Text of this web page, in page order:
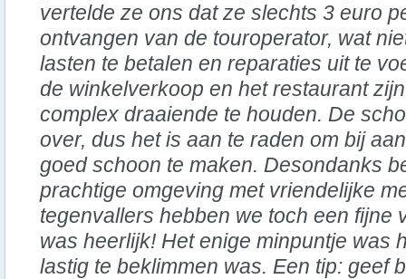
vertelde ze ons dat ze slechts 3 euro
ontvangen van de touroperator, wat
lasten te betalen en reparaties uit te
de winkelverkoop en het restaurant
complex draaiende te houden. De
over, dus het is aan te raden om bij
goed schoon te maken. Desondanks
prachtige omgeving met vriendelijke
tegenvallers hebben we toch een fijne
was heerlijk! Het enige minpuntje was
lastig te beklimmen was. Een tip: geef